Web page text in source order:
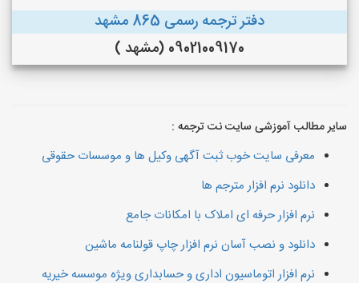
دفتر ترجمه رسمی 865 مشهد
09021009170 (مشهد )
سایر مطالب آموزشی سایت نت ترجمه :
معرفی سایت خوب ثبت آگهی وکیل ها و موسسات حقوقی
دانلود نرم افزار مترجم ها
نرم افزار حرفه ای املاک با امکانات جامع
دانلود و نصب آسان نرم افزار چاپ قولنامه ماشین
نرم افزار اتوماسیون اداری و حسابداری ویژه موسسه خیریه